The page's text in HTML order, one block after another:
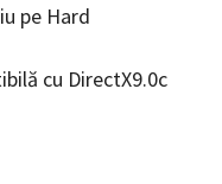
pe Hard
cu DirectX9.0c